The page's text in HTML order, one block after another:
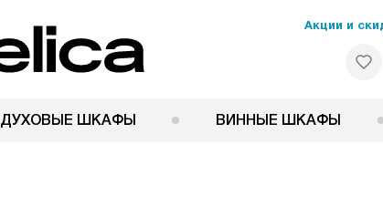
Акции и
ДУХОВЫЕ ШКАФЫ ВИННЫЕ ШКАФЫ